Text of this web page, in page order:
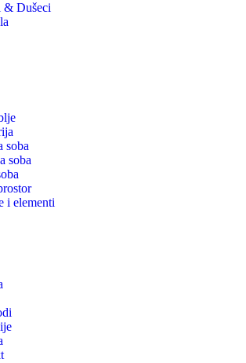
& Dušeci
soba
soba
i elementi